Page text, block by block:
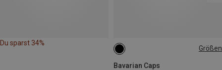
Du sparst 34%
Größen
Bavarian Caps
ONE SIZE